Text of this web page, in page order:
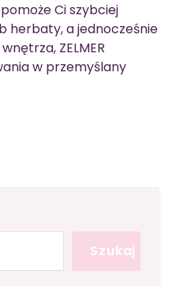
Ci szybciej
herbaty, a jednocześnie
ZELMER
w przemyślany
Szukaj